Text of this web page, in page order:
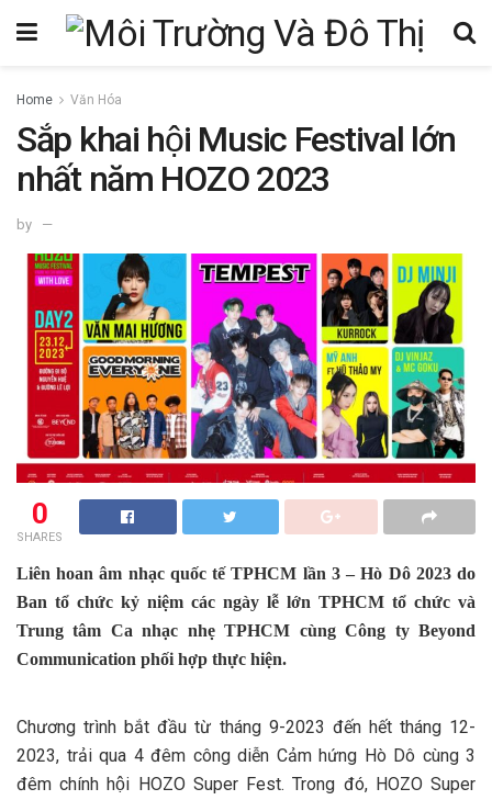
Home Văn Hóa
Sắp khai hội Music Festival lớn
nhất năm HOZO 2023
by
0
SHARES
Liên hoan âm nhạc quốc tế TPHCM lần 3 – Hò Dô 2023 do
Ban tổ chức kỷ niệm các ngày lễ lớn TPHCM tổ chức và
Trung tâm Ca nhạc nhẹ TPHCM cùng Công ty Beyond
Communication phối hợp thực hiện.
Chương trình bắt đầu từ tháng 9-2023 đến hết tháng 12-
2023, trải qua 4 đêm công diễn Cảm hứng Hò Dô cùng 3
đêm chính hội HOZO Super Fest. Trong đó, HOZO Super